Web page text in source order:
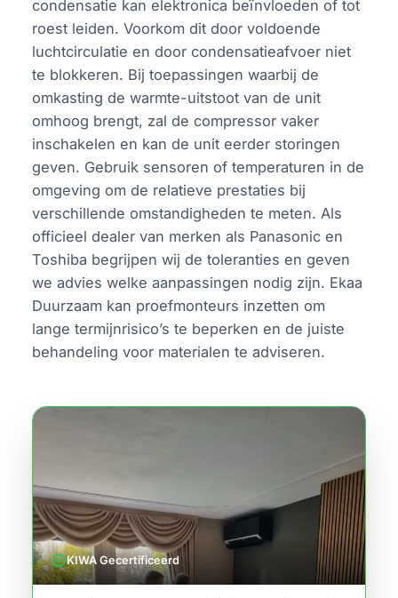
condensatie kan elektronica beïnvloeden of tot
roest leiden. Voorkom dit door voldoende
luchtcirculatie en door condensatieafvoer niet
te blokkeren. Bij toepassingen waarbij de
omkasting de warmte-uitstoot van de unit
omhoog brengt, zal de compressor vaker
inschakelen en kan de unit eerder storingen
geven. Gebruik sensoren of temperaturen in de
omgeving om de relatieve prestaties bij
verschillende omstandigheden te meten. Als
officieel dealer van merken als Panasonic en
Toshiba begrijpen wij de toleranties en geven
we advies welke aanpassingen nodig zijn. Ekaa
Duurzaam kan proefmonteurs inzetten om
lange termijnrisico’s te beperken en de juiste
behandeling voor materialen te adviseren.
verifiedKIWA Gecertificeerd